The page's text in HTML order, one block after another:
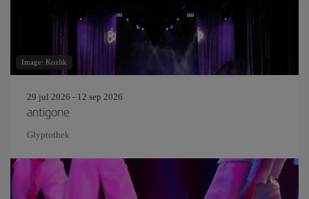
Image: Kozlik
29 jul 2026 - 12 sep 2026
antigone
Glyptothek